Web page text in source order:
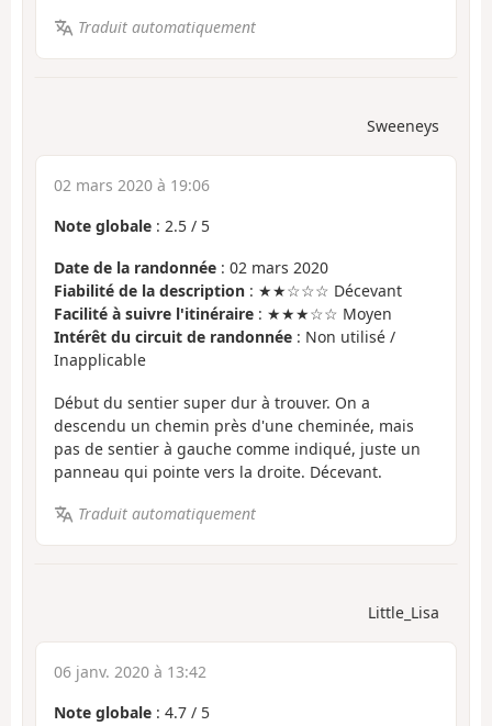
Traduit automatiquement
Sweeneys
02 mars 2020 à 19:06
Note globale : 2.5 / 5
Date de la randonnée : 02 mars 2020
Fiabilité de la description : ★★☆☆☆ Décevant
Facilité à suivre l'itinéraire : ★★★☆☆ Moyen
Intérêt du circuit de randonnée : Non utilisé /
Inapplicable
Début du sentier super dur à trouver. On a
descendu un chemin près d'une cheminée, mais
pas de sentier à gauche comme indiqué, juste un
panneau qui pointe vers la droite. Décevant.
Traduit automatiquement
Little_Lisa
06 janv. 2020 à 13:42
Note globale : 4.7 / 5